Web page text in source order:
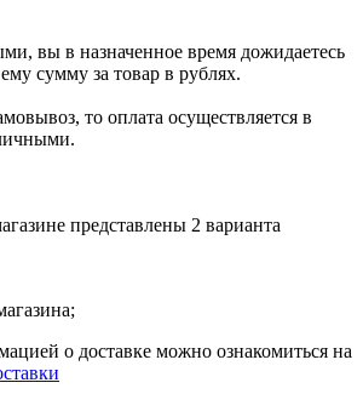
вы в назначенное время дожидаетесь
сумму за товар в рублях.
то оплата осуществляется в
представлены 2 варианта
о доставке можно ознакомиться на